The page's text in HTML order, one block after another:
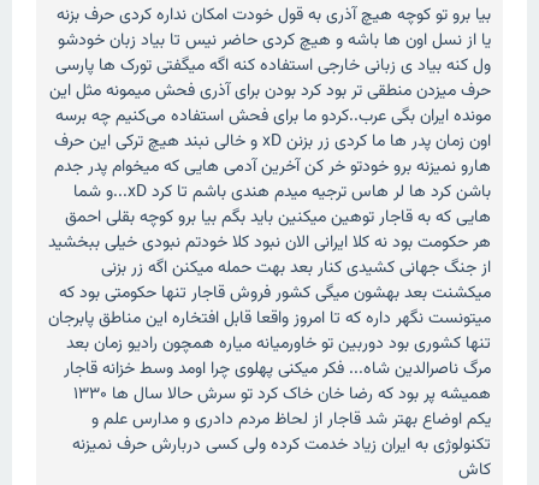
بیا برو تو کوچه هیچ آذری به قول خودت امکان نداره کردی حرف بزنه
یا از نسل اون ها باشه و هیچ کردی حاضر نیس تا بیاد زبان خودشو
ول کنه بیاد ی زبانی خارجی استفاده کنه اگه میگفتی تورک ها پارسی
حرف میزدن منطقی تر بود کرد بودن برای آذری فحش میمونه مثل این
مونده ایران بگی عرب..کردو ما برای فحش استفاده می‌کنیم چه برسه
اون زمان پدر ها ما کردی زر بزنن xD و خالی نبند هیچ ترکی این حرف
هارو نمیزنه برو خودتو خر کن آخرین آدمی هایی که میخوام پدر جدم
باشن کرد ها لر هاس ترجیه میدم هندی باشم تا کرد xD...و شما
هایی که به قاجار توهین میکنین باید بگم بیا برو کوچه بقلی احمق
هر حکومت بود نه کلا ایرانی الان نبود کلا خودتم نبودی خیلی ببخشید
از جنگ جهانی کشیدی کنار بعد بهت حمله میکنن اگه زر بزنی
میکشنت بعد بهشون میگی کشور فروش قاجار تنها حکومتی بود که
میتونست نگهر داره که تا امروز واقعا قابل افتخاره این مناطق پابرجان
تنها کشوری بود دوربین تو خاورمیانه میاره همچون رادیو زمان بعد
مرگ ناصرالدین شاه... فکر میکنی پهلوی چرا اومد وسط خزانه قاجار
همیشه پر بود که رضا خان خاک کرد تو سرش حالا سال ها ۱۳۳۰
یکم اوضاع بهتر شد قاجار از لحاظ مردم دادری و مدارس علم و
تکنولوژی به ایران زیاد خدمت کرده ولی کسی دربارش حرف نمیزنه
کاش